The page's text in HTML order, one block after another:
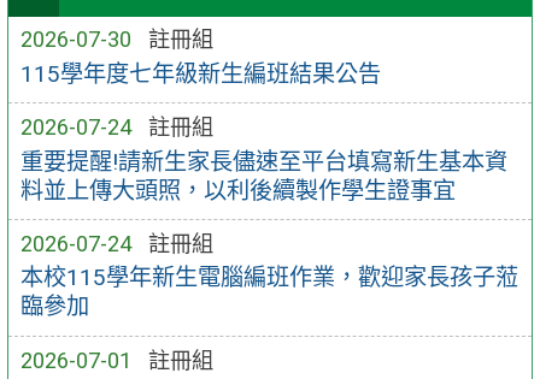
2026-07-30 註冊組
115學年度七年級新生編班結果公告
2026-07-24 註冊組
重要提醒!請新生家長儘速至平台填寫新生基本資
料並上傳大頭照，以利後續製作學生證事宜
2026-07-24 註冊組
本校115學年新生電腦編班作業，歡迎家長孩子蒞
臨參加
2026-07-01 註冊組